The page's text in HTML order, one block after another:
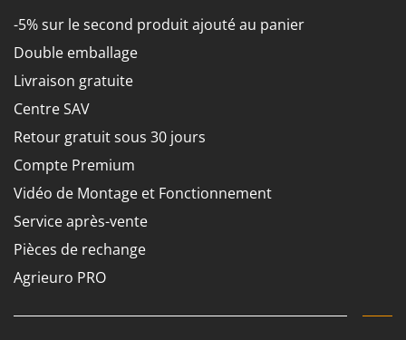
-5% sur le second produit ajouté au panier
Double emballage
Livraison gratuite
Centre SAV
Retour gratuit sous 30 jours
Compte Premium
Vidéo de Montage et Fonctionnement
Service après-vente
Pièces de rechange
Agrieuro PRO